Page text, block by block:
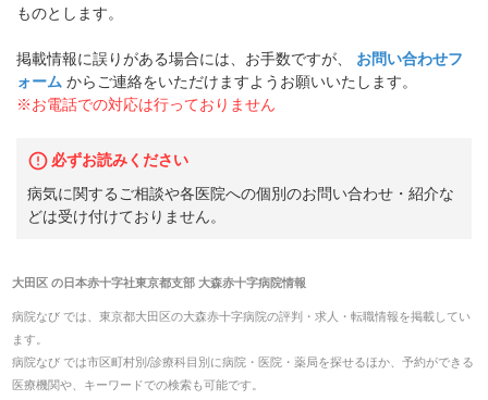
ものとします。
掲載情報に誤りがある場合には、お手数ですが、
お問い合わせフ
ォーム からご連絡をいただけますようお願いいたします。
※お電話での対応は行っておりません
必ずお読みください
病気に関するご相談や各医院への個別のお問い合わせ・紹介な
どは受け付けておりません。
大田区の日本赤十字社東京都支部 大森赤十字病院情報
病院なび では、 東京都大田区の大森赤十字病院の評判・求人・転職情報を掲載してい
ます。
病院なび では市区町村別/診療科目別に病院・医院・薬局を探せるほか、予約ができる
医療機関や、キーワードでの検索も可能です。